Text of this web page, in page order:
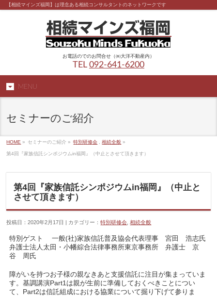
【相続マインズ福岡】は理念ある相続コンサルタントのネットワークです
お電話のでのお問合せ（㈱大洋不動産内）
TEL 092-641-6200
MENU
セミナーのご紹介
HOME » セミナーのご紹介 » 特別研修会 ,相続全般 »
第4回『家族信託シンポジウムin福岡』（中止とさせて頂きます）
第4回『家族信託シンポジウムin福岡』（中止と
させて頂きます）
投稿日：2020年2月17日 | カテゴリー：特別研修会 ,相続全般
特別ゲスト 一般(社)家族信託普及協会代表理事 宮田 浩志氏
弁護士法人太田・小幡綜合法律事務所東京事務所 弁護士 京
谷 周氏
障がいを持つお子様の親なきあと支援信託に注目が集まっていま
す。基調講演Part1は親が生前に準備しておくべきことについ
て、Part2は信託組成における協業について掘り下げて参りま